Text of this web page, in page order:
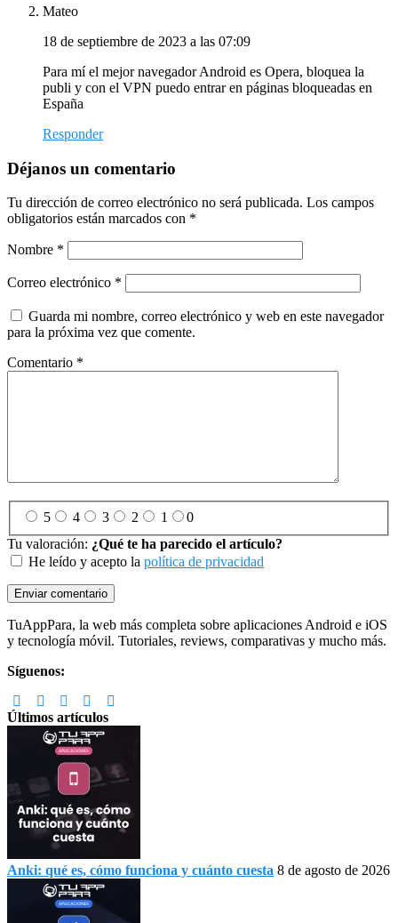
Mateo
18 de septiembre de 2023 a las 07:09
Para mí el mejor navegador Android es Opera, bloquea la
publi y con el VPN puedo entrar en páginas bloqueadas en
España
Responder
Déjanos un comentario
Tu dirección de correo electrónico no será publicada. Los campos
obligatorios están marcados con *
Nombre *
Correo electrónico *
Guarda mi nombre, correo electrónico y web en este navegador
para la próxima vez que comente.
Comentario *
5 4 3 2 1
0
Tu valoración: ¿Qué te ha parecido el artículo?
He leído y acepto la política de privacidad
Footer
TuAppPara, la web más completa sobre aplicaciones Android e iOS
y tecnología móvil. Tutoriales, reviews, comparativas y mucho más.
Síguenos:
Últimos artículos
Anki: qué es, cómo funciona y cuánto cuesta 8 de agosto de 2026